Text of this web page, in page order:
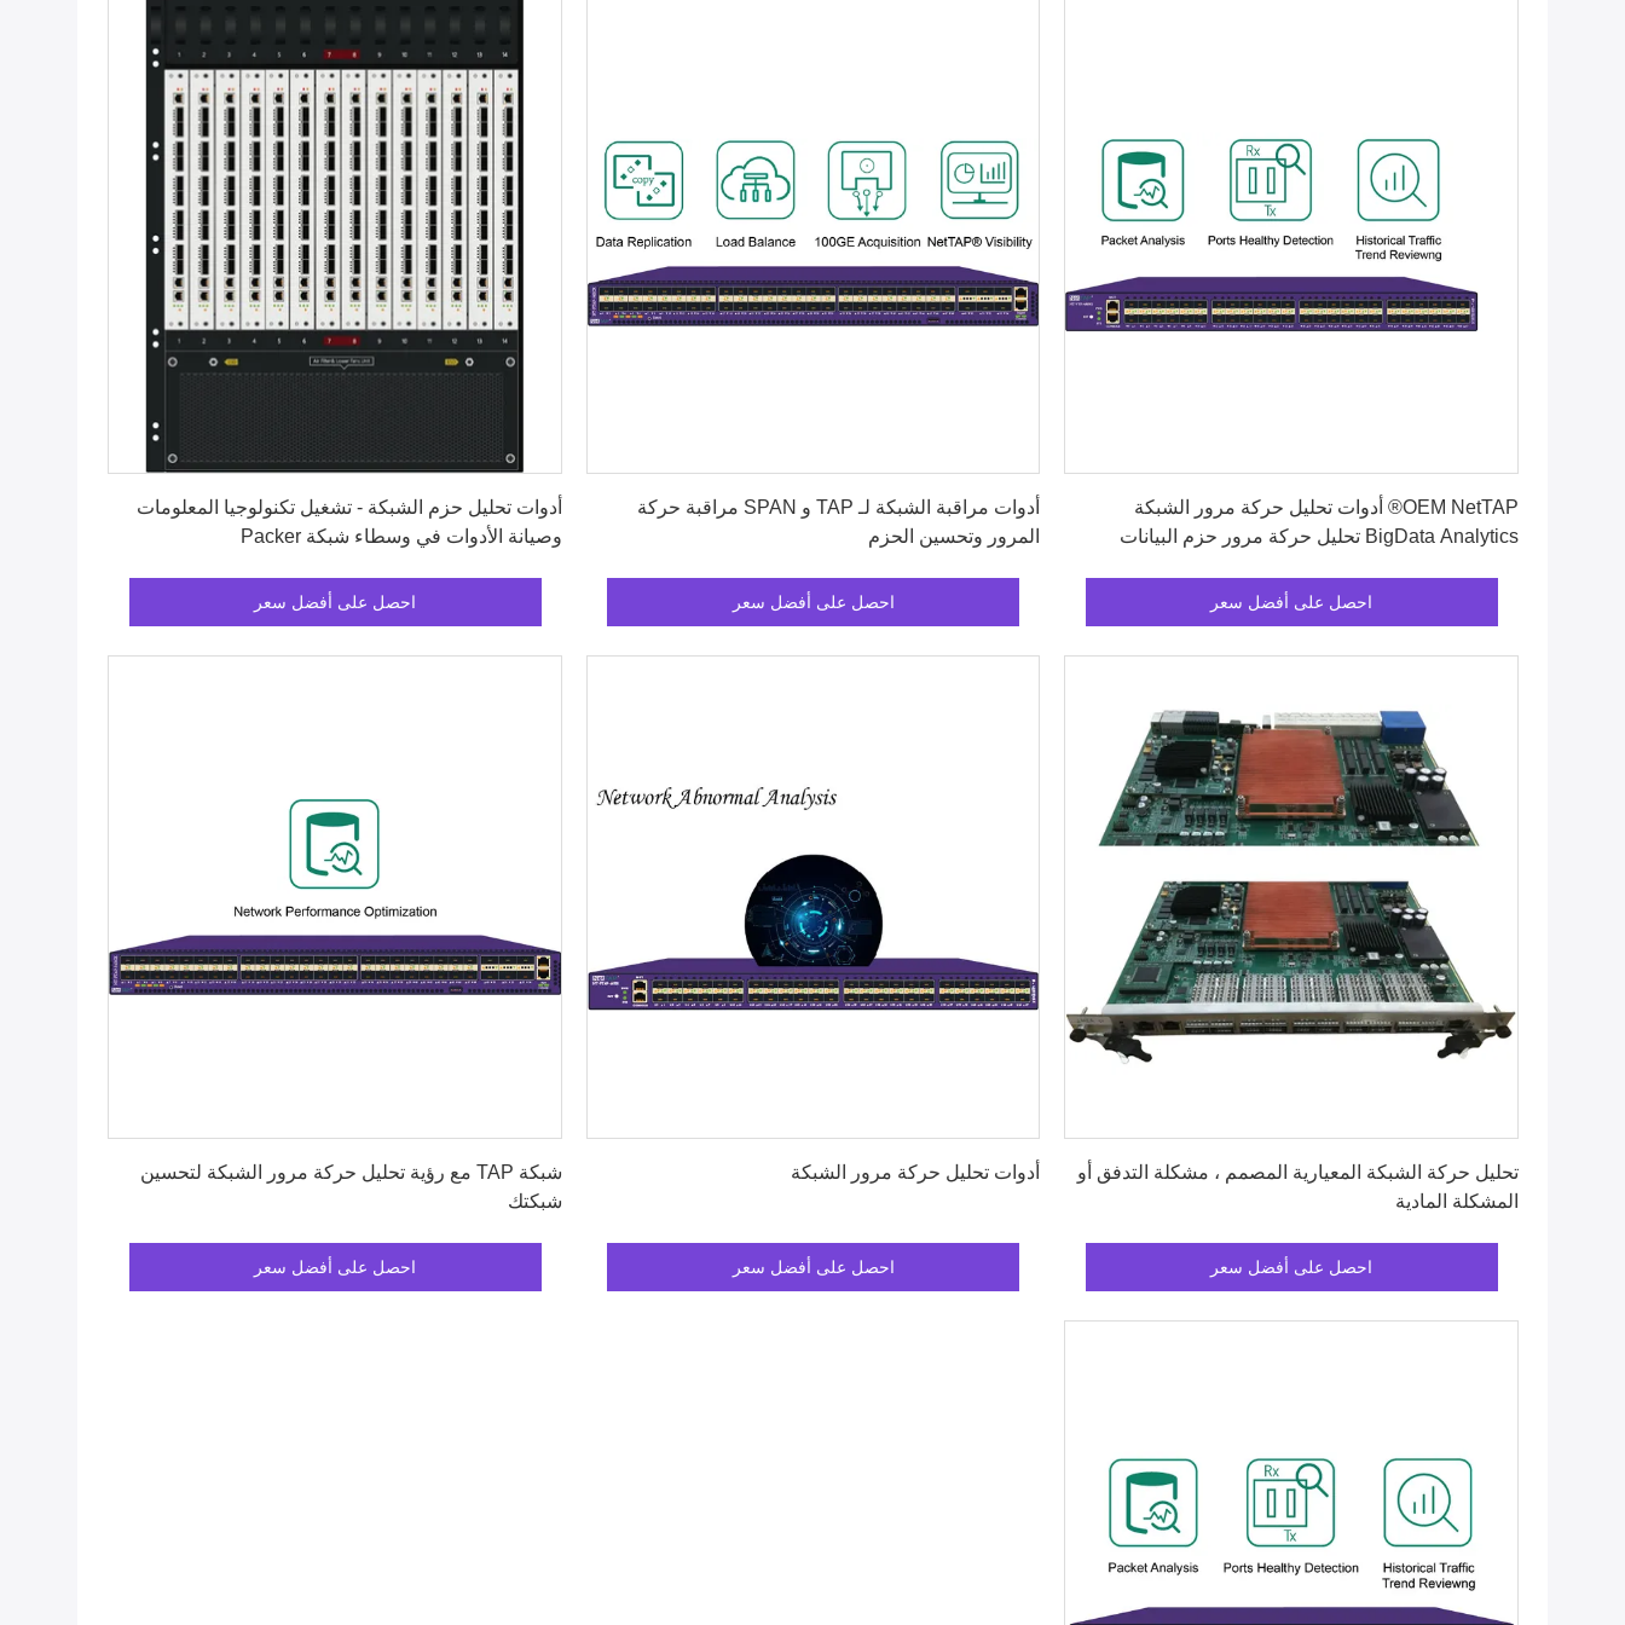
OEM NetTAP® أدوات تحليل حركة مرور الشبكة
BigData Analytics تحليل حركة مرور حزم البيانات
احصل على أفضل سعر
أدوات مراقبة الشبكة لـ TAP و SPAN مراقبة حركة
المرور وتحسين الحزم
احصل على أفضل سعر
أدوات تحليل حزم الشبكة - تشغيل تكنولوجيا المعلومات
وصيانة الأدوات في وسطاء شبكة Packer
احصل على أفضل سعر
تحليل حركة الشبكة المعيارية المصمم ، مشكلة التدفق أو
المشكلة المادية
احصل على أفضل سعر
أدوات تحليل حركة مرور الشبكة
احصل على أفضل سعر
شبكة TAP مع رؤية تحليل حركة مرور الشبكة لتحسين
شبكتك
احصل على أفضل سعر